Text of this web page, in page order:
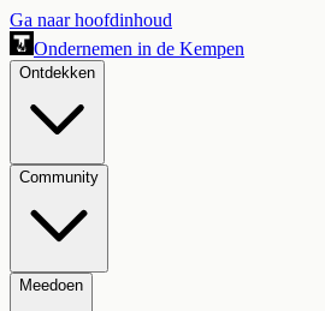
Ga naar hoofdinhoud
Ondernemen in de Kempen
Ontdekken
Community
Meedoen